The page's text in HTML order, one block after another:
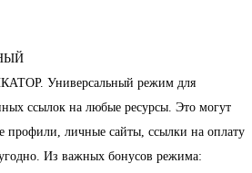
Универсальный режим для
ссылок на любые ресурсы. Это могут
профили, личные сайты, ссылки на оплату
Из важных бонусов режима: